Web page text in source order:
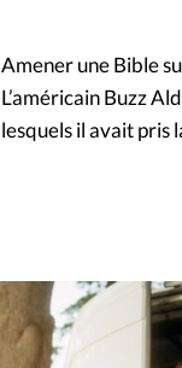
Amener une Bible
L’américain Buzz
lesquels il avait pris